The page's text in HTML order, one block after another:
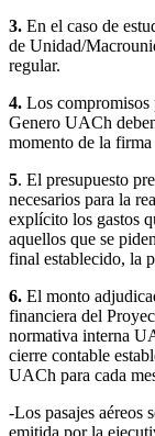
3. En el caso de
de Unidad/
regular.
4. Los
Genero UACh
momento de la
5. El presupuesto
necesarios para la
explícito los gastos
aquellos que se
final establecido, la
6. El monto
financiera del
normativa interna
cierre contable
UACh para cada
-Los pasajes aéreos